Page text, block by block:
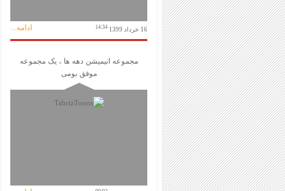
16 خرداد 1399 14:34 ادامه...
مجموعه انیمیشن دهه ها ، یک مجموعه
موفق بومی